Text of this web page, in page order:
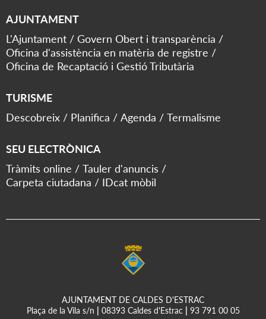
AJUNTAMENT
L'Ajuntament
Govern Obert i transparència
Oficina d'assistència en matèria de registre
Oficina de Recaptació i Gestió Tributària
TURISME
Descobreix
Planifica Agenda Termalisme
SEU ELECTRÒNICA
Tràmits online
Tauler d'anuncis
Carpeta ciutadana
IDcat mòbil
AJUNTAMENT DE CALDES D'ESTRAC
Plaça de la Vila s/n
08393 Caldes d'Estrac 93 791 00 05